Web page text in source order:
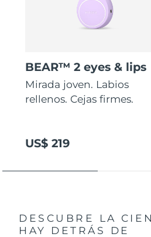
BEAR™ 2 eyes & lips
Mirada joven. Labios
rellenos. Cejas firmes.
US$ 219
DESCUBRE LA
HAY DETRÁS DE